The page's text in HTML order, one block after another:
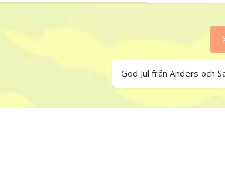
God Jul från Anders och